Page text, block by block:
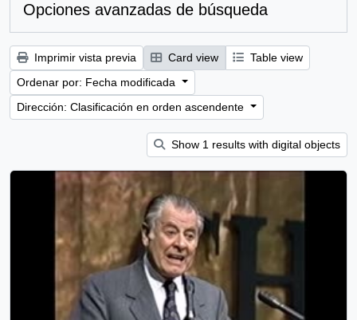
Opciones avanzadas de búsqueda
Imprimir vista previa Card view
Table view
Ordenar por: Fecha modificada
Dirección: Clasificación en orden ascendente
Show 1 results with digital objects